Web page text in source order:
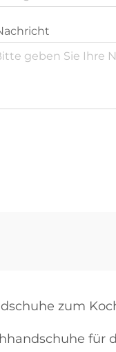
zum
für